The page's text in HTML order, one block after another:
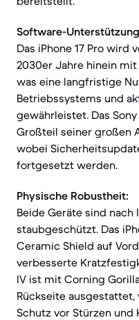
Software-
Das iPhone 17 Pro
2030er Jahre hinein
was eine langfristige
Betriebssystems und
gewährleistet. Das
Großteil seiner großen
wobei
fortgesetzt werden.
Physische Robustheit:
Beide Geräte sind nach
staubgeschützt. Das
Ceramic Shield auf
verbesserte
IV ist mit Corning
Rückseite
Schutz vor Stürzen und